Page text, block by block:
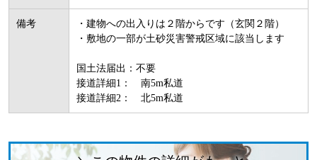
備考
・建物への出入りは２階からです（玄関２階）
・敷地の一部が土砂災害警戒区域に該当します
国土法届出：不要
接道詳細1： 南5m私道
接道詳細2： 北5m私道